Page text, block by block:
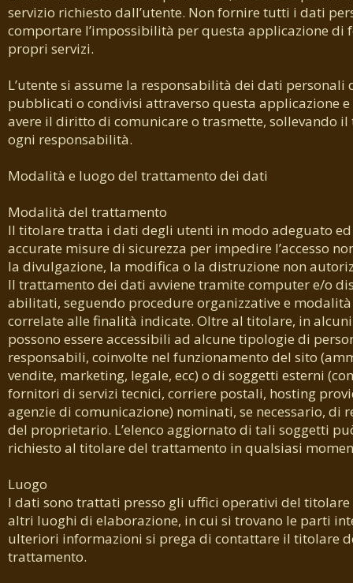
servizio richiesto dall’utente. Non fornire tutti i dati
comportare l’impossibilità per questa applicazione di
propri servizi.
L’utente si assume la responsabilità dei dati personali
pubblicati o condivisi attraverso questa applicazione
avere il diritto di comunicare o trasmette, sollevando
ogni responsabilità.
Modalità e luogo del trattamento dei dati
Modalità del trattamento
Il titolare tratta i dati degli utenti in modo adeguato
accurate misure di sicurezza per impedire l’accesso
la divulgazione, la modifica o la distruzione non
Il trattamento dei dati avviene tramite computer e/o
abilitati, seguendo procedure organizzative e
correlate alle finalità indicate. Oltre al titolare, in
possono essere accessibili ad alcune tipologie di
responsabili, coinvolte nel funzionamento del sito
vendite, marketing, legale, ecc) o di soggetti esterni
fornitori di servizi tecnici, corriere postali, hosting
agenzie di comunicazione) nominati, se necessario, di
del proprietario. L’elenco aggiornato di tali soggetti
richiesto al titolare del trattamento in qualsiasi
Luogo
I dati sono trattati presso gli uffici operativi del
altri luoghi di elaborazione, in cui si trovano le parti
ulteriori informazioni si prega di contattare il titolare
trattamento.